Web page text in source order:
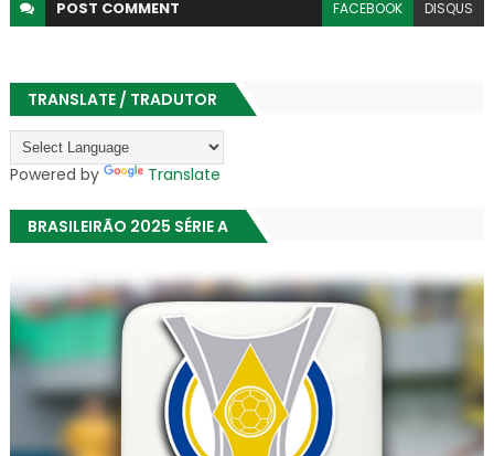
POST COMMENT FACEBOOK DISQUS
TRANSLATE / TRADUTOR
Powered by Translate
BRASILEIRÃO 2025 SÉRIE A